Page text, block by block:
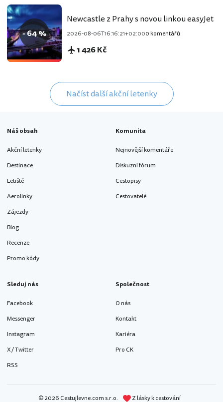
- 64 %
Newcastle z Prahy s novou linkou easyJet
2026-08-06T16:16:21+02:000 komentářů
1 426 Kč
Načíst další akční letenky
Náš obsah
Akční letenky
Destinace
Letiště
Aerolinky
Zájezdy
Blog
Recenze
Promo kódy
Komunita
Nejnovější komentáře
Diskuzní fórum
Cestopisy
Cestovatelé
Sleduj nás
Facebook
Messenger
Instagram
X / Twitter
RSS
Společnost
O nás
Kontakt
Kariéra
Pro CK
© 2026 Cestujlevne.com s.r.o. Z lásky k cestování